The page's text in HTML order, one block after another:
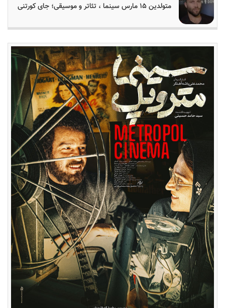
متولدین ۱۵ مارس سینما ، تئاتر و موسیقی؛ جای کورتنی